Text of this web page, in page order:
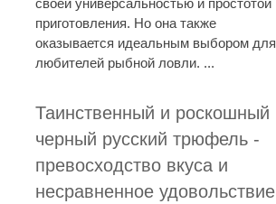
своей универсальностью и простотой
приготовления. Но она также
оказывается идеальным выбором для
любителей рыбной ловли. ...
Таинственный и роскошный
черный русский трюфель -
превосходство вкуса и
несравненное удовольствие